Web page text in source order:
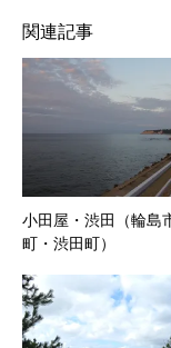
関連記事
小田屋・渋田（輪島
町・渋田町）